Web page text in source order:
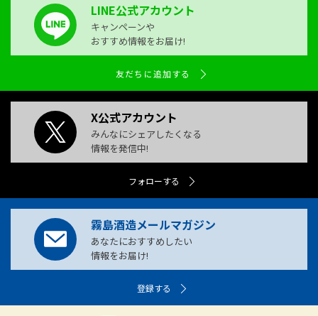
LINE公式アカウント
キャンペーンや
おすすめ情報をお届け!
友だちに追加する
X公式アカウント
みんなにシェアしたくなる
情報を発信中!
フォローする
霧島酒造メールマガジン
あなたにおすすめしたい
情報をお届け!
登録する